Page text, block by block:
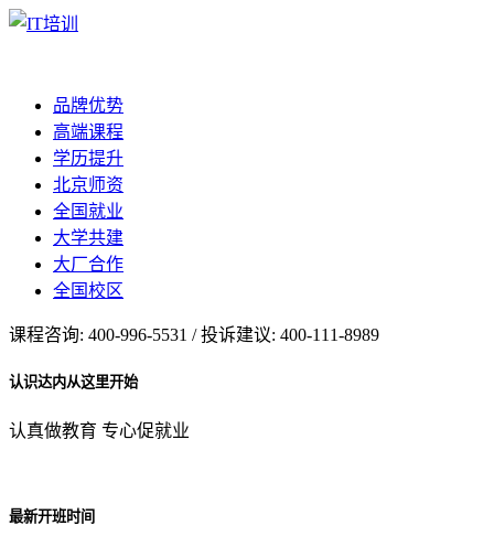
品牌优势
高端课程
学历提升
北京师资
全国就业
大学共建
大厂合作
全国校区
课程咨询: 400-996-5531 / 投诉建议: 400-111-8989
认识达内从这里开始
认真做教育 专心促就业
最新开班时间